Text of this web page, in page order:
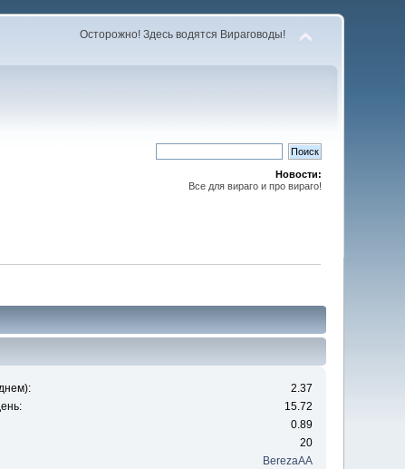
Осторожно! Здесь водятся Вираговоды!
Новости:
Все для вираго и про вираго!
2.37
15.72
0.89
20
BerezaAA